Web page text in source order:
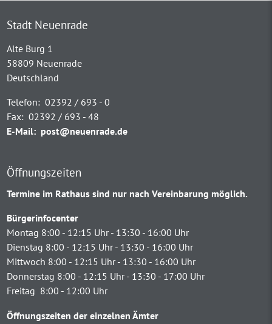
Stadt Neuenrade
Alte Burg 1
58809 Neuenrade
Deutschland
Telefon: 02392 / 693 - 0
Fax: 02392 / 693 - 48
E-Mail: post@neuenrade.de
Öffnungszeiten
Termine im Rathaus sind nur nach Vereinbarung möglich.
Bürgerinfocenter
Montag 8:00 - 12:15 Uhr - 13:30 - 16:00 Uhr
Dienstag 8:00 - 12:15 Uhr - 13:30 - 16:00 Uhr
Mittwoch 8:00 - 12:15 Uhr - 13:30 - 16:00 Uhr
Donnerstag 8:00 - 12:15 Uhr - 13:30 - 17:00 Uhr
Freitag 8:00 - 12:00 Uhr
Öffnungszeiten der einzelnen Ämter